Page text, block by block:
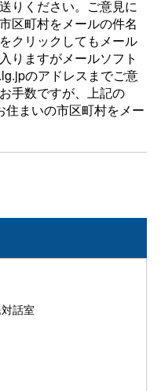
りください。ご意見に
区町村をメールの件名
クリックしてもメール
りますがメールソフト
のアドレスまでご意
手数ですが、上記の
住まいの市区町村をメー
話室